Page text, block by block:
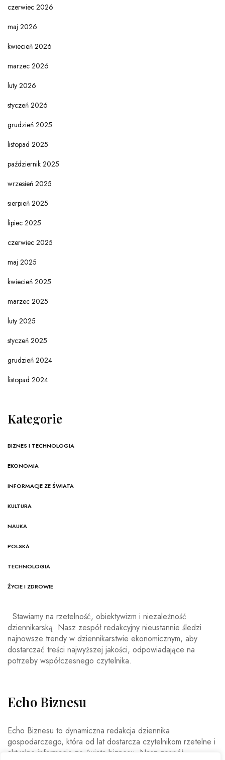
czerwiec 2026
maj 2026
kwiecień 2026
marzec 2026
luty 2026
styczeń 2026
grudzień 2025
listopad 2025
październik 2025
wrzesień 2025
sierpień 2025
lipiec 2025
czerwiec 2025
maj 2025
kwiecień 2025
marzec 2025
luty 2025
styczeń 2025
grudzień 2024
listopad 2024
Kategorie
BIZNES I TECHNOLOGIA
EKONOMIA
INFORMACJE ZE ŚWIATA
KULTURA
NAUKA
POLSKA
TECHNOLOGIA
ŻYCIE I ZDROWIE
Stawiamy na rzetelność, obiektywizm i niezależność
dziennikarską. Nasz zespół redakcyjny nieustannie śledzi
najnowsze trendy w dziennikarstwie ekonomicznym, aby
dostarczać treści najwyższej jakości, odpowiadające na
potrzeby współczesnego czytelnika.
Echo Biznesu
Echo Biznesu to dynamiczna redakcja dziennika
gospodarczego, która od lat dostarcza czytelnikom rzetelne i
aktualne informacje ze świata biznesu. Nasz zespół